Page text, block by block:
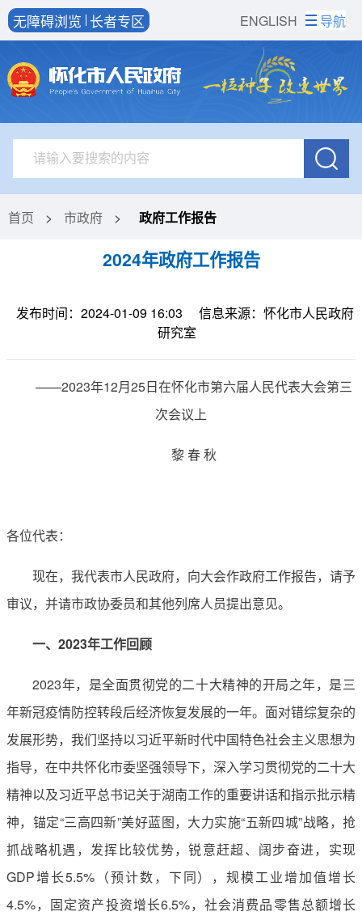
ENGLISH
无障碍浏览 长者专区 导航
首页 > 市政府 > 政府工作报告
2024年政府工作报告
发布时间：2024-01-09 16:03
信息来源：怀化市人民政府
研究室
——2023年12月25日在怀化市第六届人民代表大会第三
次会议上
黎 春 秋
各位代表：
现在，我代表市人民政府，向大会作政府工作报告，请予
审议，并请市政协委员和其他列席人员提出意见。
一、2023年工作回顾
2023年，是全面贯彻党的二十大精神的开局之年，是三
年新冠疫情防控转段后经济恢复发展的一年。面对错综复杂的
发展形势，我们坚持以习近平新时代中国特色社会主义思想为
指导，在中共怀化市委坚强领导下，深入学习贯彻党的二十大
精神以及习近平总书记关于湖南工作的重要讲话和指示批示精
神，锚定“三高四新”美好蓝图，大力实施“五新四城”战略，抢
抓战略机遇，发挥比较优势，锐意赶超、阔步奋进，实现
GDP增长5.5%（预计数，下同），规模工业增加值增长
4.5%，固定资产投资增长6.5%，社会消费品零售总额增长